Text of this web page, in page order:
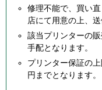
修理不能で、買い
店にて用意の上、
該当プリンターの
手配となります。
プリンター保証の
円までとなります。